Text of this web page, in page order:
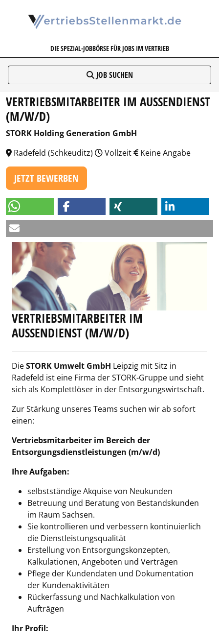
DIE SPEZIAL-JOBBÖRSE FÜR JOBS IM VERTRIEB
JOB SUCHEN
VERTRIEBSMITARBEITER IM AUSSENDIENST (
M/W/D)
STORK Holding Generation GmbH
Radefeld (Schkeuditz)
Vollzeit Keine Angabe
JETZT BEWERBEN
VERTRIEBSMITARBEITER IM
AUSSENDIENST (M/W/D)
DieSTORK Umwelt GmbH Leipzig mit Sitz in
Radefeld ist eine Firma der STORK-Gruppe und sieht
sich als Komplettlöser in der Entsorgungswirtschaft.
Zur Stärkung unseres Teams suchen wir ab sofort
einen:
Vertriebsmitarbeiter im Bereich der
Entsorgungsdienstleistungen (m/w/d)
Ihre Aufgaben:
selbstständige Akquise von Neukunden
Betreuung und Beratung von Bestandskunden
im Raum Sachsen.
Sie kontrollieren und verbessern kontinuierlich
die Dienstleistungsqualität
Erstellung von Entsorgungskonzepten,
Kalkulationen, Angeboten und Verträgen
Pflege der Kundendaten und Dokumentation
der Kundenaktivitäten
Rückerfassung und Nachkalkulation von
Aufträgen
Ihr Profil: